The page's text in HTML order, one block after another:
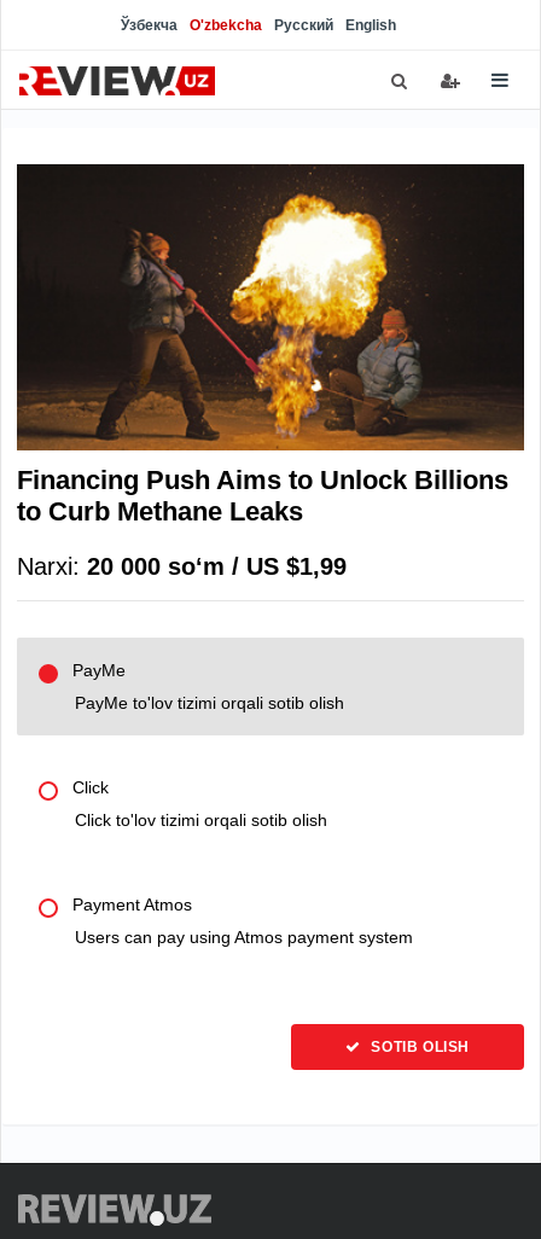
Ўзбекча O'zbekcha Русский English
Financing Push Aims to Unlock Billions
to Curb Methane Leaks
Narxi: 20 000 soʻm / US $1,99
PayMe
PayMe to'lov tizimi orqali sotib olish
Click
Click to'lov tizimi orqali sotib olish
Payment Atmos
Users can pay using Atmos payment system
SOTIB OLISH